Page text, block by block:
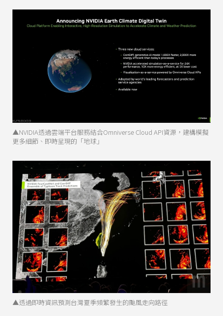
▲NVIDIA透過雲端平台服務結合Omniverse Cloud API資源，建構模擬
更多細節、即時呈現的「地球」
▲透過即時資訊預測台灣夏季頻繁發生的颱風走向路徑